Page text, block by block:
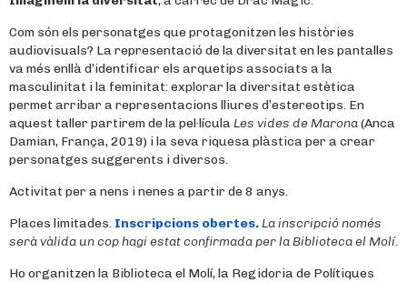
Com són els personatges que protagonitzen les històries
audiovisuals? La representació de la diversitat en les pantalles
va més enllà d’identificar els arquetips associats a la
masculinitat i la feminitat: explorar la diversitat estètica
permet arribar a representacions lliures d’estereotips. En
aquest taller partirem de la pel·lículaLes vides de Marona(Anca
Damian, França, 2019) i la seva riquesa plàstica per a crear
personatges suggerents i diversos.
Activitat per a nens i nenes a partir de 8 anys.
Places limitades. Inscripcions obertes.La inscripció només
serà vàlida un cop hagi estat confirmada per la Biblioteca el Molí.
Ho organitzen la Biblioteca el Molí, la Regidoria de Polítiques